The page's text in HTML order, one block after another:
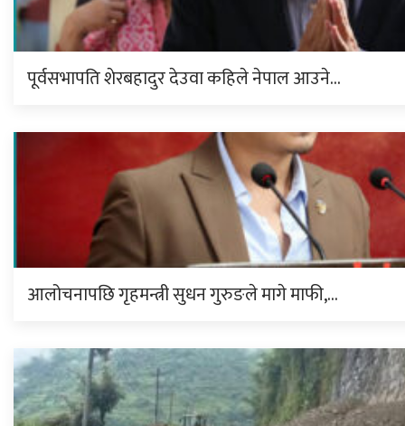
पूर्वसभापति शेरबहादुर देउवा कहिले नेपाल आउने…
आलोचनापछि गृहमन्त्री सुधन गुरुङले मागे माफी,…